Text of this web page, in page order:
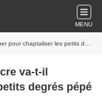
MENU
les petits degrés pépé ?
va-t-il
degrés pépé